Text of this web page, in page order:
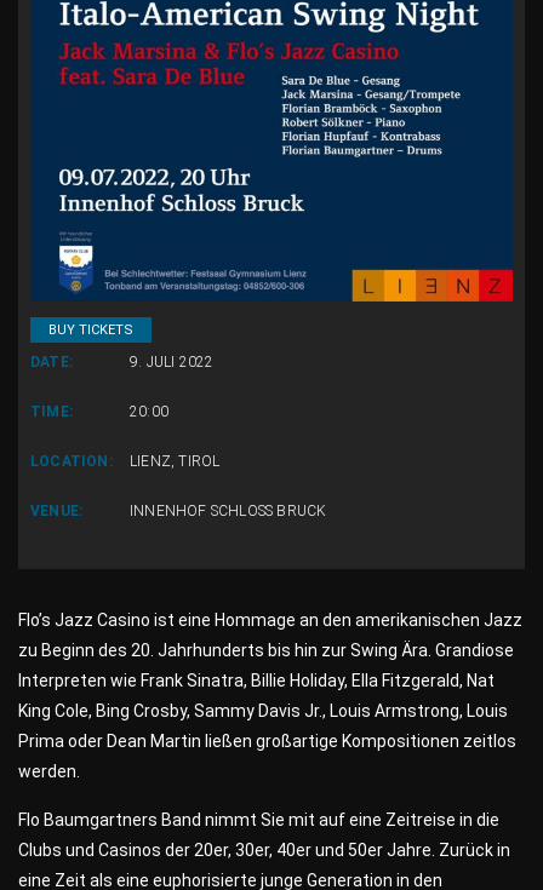
BUY TICKETS
DATE: 9. JULI 2022
TIME: 20:00
LOCATION: LIENZ, TIROL
VENUE: INNENHOF SCHLOSS BRUCK
Flo’s Jazz Casino ist eine Hommage an den amerikanischen Jazz
zu Beginn des 20. Jahrhunderts bis hin zur Swing Ära. Grandiose
Interpreten wie Frank Sinatra, Billie Holiday, Ella Fitzgerald, Nat
King Cole, Bing Crosby, Sammy Davis Jr., Louis Armstrong, Louis
Prima oder Dean Martin ließen großartige Kompositionen zeitlos
werden.
Flo Baumgartners Band nimmt Sie mit auf eine Zeitreise in die
Clubs und Casinos der 20er, 30er, 40er und 50er Jahre. Zurück in
eine Zeit als eine euphorisierte junge Generation in den